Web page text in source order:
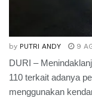
by PUTRI ANDY 9
DURI –
110 terkait adanya
menggunakan